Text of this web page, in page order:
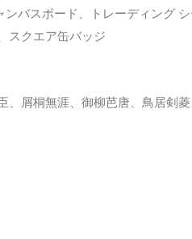
バスボード、トレーディング
スクエア缶バッジ
屑桐無涯、御柳芭唐、鳥居剣